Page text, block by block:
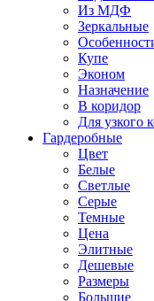
Из МДФ
Зеркальные
Купе
Эконом
Назначение
В коридор
Для узкого
Гардеробные
Цвет
Белые
Светлые
Серые
Темные
Цена
Элитные
Дешевые
Размеры
Большие